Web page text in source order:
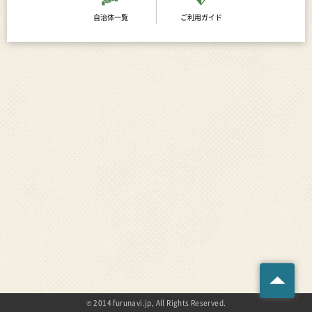
自治体一覧 ご利用ガイド
© 2014 furunavi.jp, All Rights Reserved.